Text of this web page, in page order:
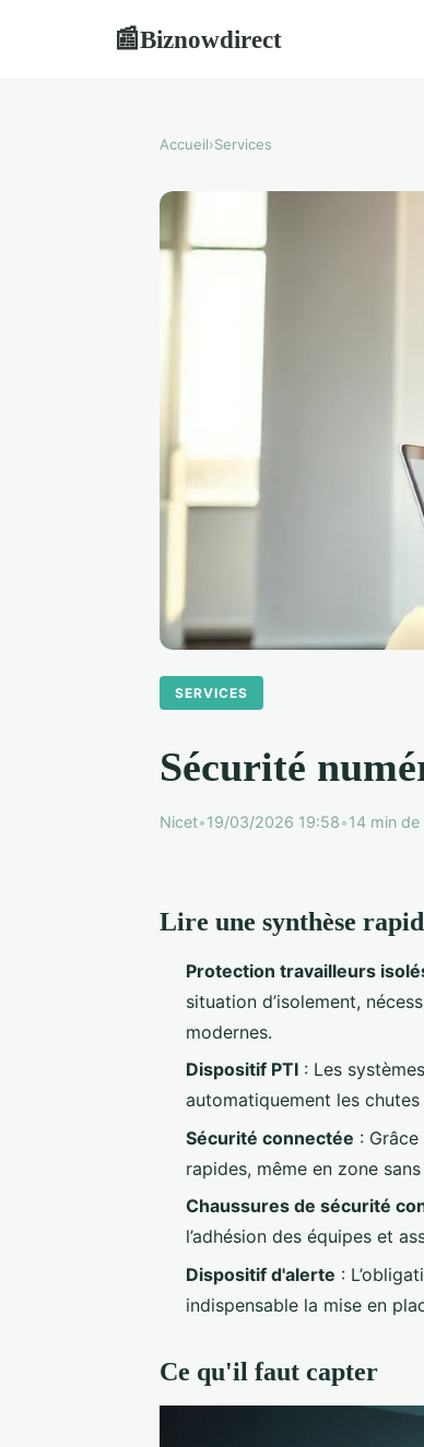
📰Biznowdirect
Accueil›Services
SERVICES
Sécurité
Nicet•19/03/2026 19:58•14 min
Lire une synthèse
Protection travailleurs
situation d’isolement,
modernes.
Dispositif PTI : Les
automatiquement les
Sécurité connectée :
rapides, même en zone sans
Chaussures de sécurité
l’adhésion des équipes et
Dispositif d'alerte :
indispensable la mise en
Ce qu'il faut capter